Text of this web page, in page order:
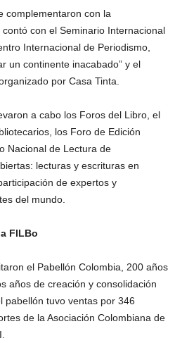
complementaron con la
con el Seminario Internacional
Internacional de Periodismo,
un continente inacabado” y el
por Casa Tinta.
a cabo los Foros del Libro, el
los Foro de Edición
Nacional de Lectura de
lecturas y escrituras en
de expertos y
del mundo.
FILBo
el Pabellón Colombia, 200 años
años de creación y consolidación
pabellón tuvo ventas por 346
de la Asociación Colombiana de